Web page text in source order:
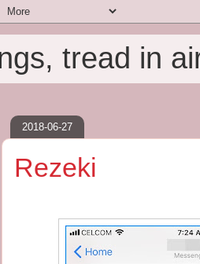
tread in
2018-06-27
Rezeki